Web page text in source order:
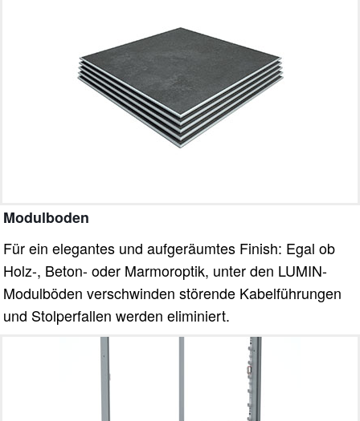
Modulboden
Für ein elegantes und aufgeräumtes Finish: Egal ob
Holz-, Beton- oder Marmoroptik, unter den LUMIN-
Modulböden verschwinden störende Kabelführungen
und Stolperfallen werden eliminiert.